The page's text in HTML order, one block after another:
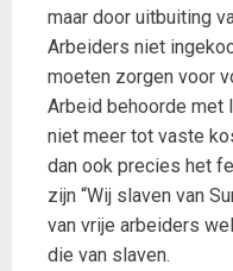
maar door uitbuiting
Arbeiders niet
moeten zorgen voor
Arbeid behoorde met
niet meer tot vaste
dan ook precies het
zijn “Wij slaven van
van vrije arbeiders
die van slaven.